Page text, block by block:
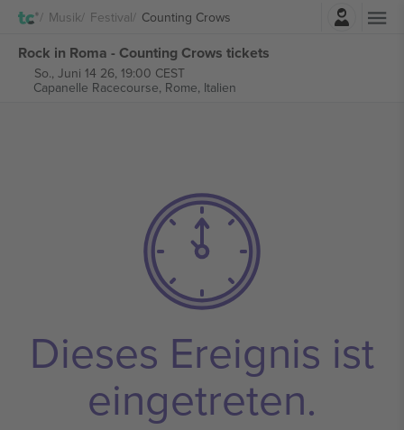
Musik Festival Counting CrowsEinloggen
Rock in Roma - Counting Crows tickets
So., Juni 14 26, 19:00 CEST
Capanelle Racecourse, Rome, Italien
Dieses Ereignis ist
eingetreten.